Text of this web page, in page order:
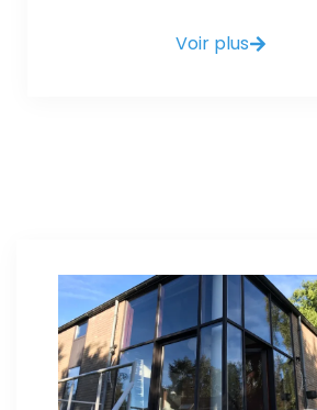
Voir plus